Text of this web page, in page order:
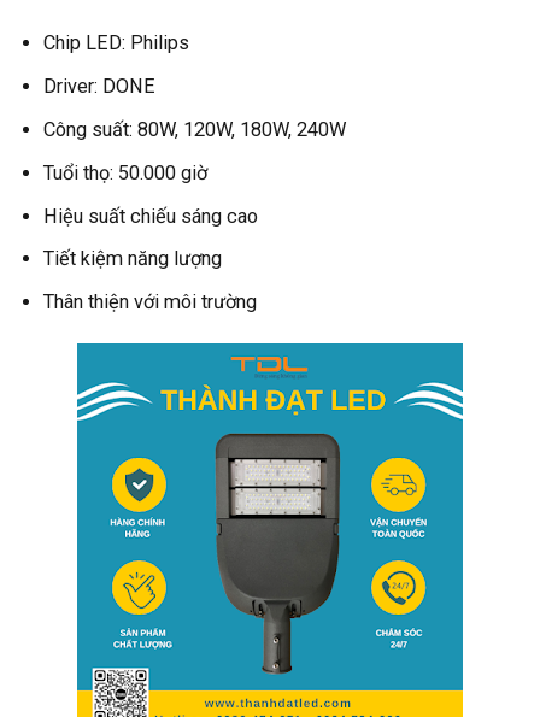
Chip LED: Philips
Driver: DONE
Công suất: 80W, 120W, 180W, 240W
Tuổi thọ: 50.000 giờ
Hiệu suất chiếu sáng cao
Tiết kiệm năng lượng
Thân thiện với môi trường